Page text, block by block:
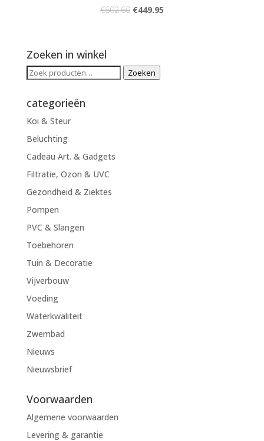
€602.60 €449.95
Zoeken in winkel
Zoeken
Zoeken
categorieën
Koi & Steur
Beluchting
Cadeau Art. & Gadgets
Filtratie, Ozon & UVC
Gezondheid & Ziektes
Pompen
PVC & Slangen
Toebehoren
Tuin & Decoratie
Vijverbouw
Voeding
Waterkwaliteit
Zwembad
Nieuws
Nieuwsbrief
Voorwaarden
Algemene voorwaarden
Levering & garantie